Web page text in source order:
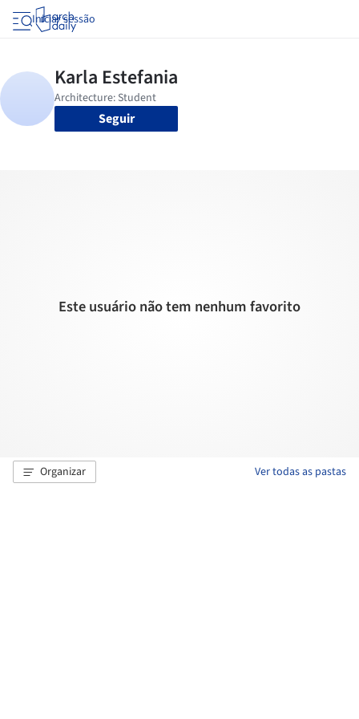
Iniciar sessão
Seguir
Este usuário não tem nenhum favorito
Organizar Ver todas as pastas